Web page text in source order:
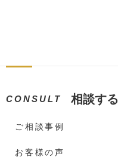
CONSULT 相談する
ご相談事例
お客様の声